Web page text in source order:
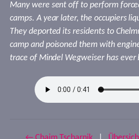
Many were sent off to perform
camps. A year later, the occupiers
They deported its residents to
camp and poisoned them with
trace of Mindel Wegweiser has ever